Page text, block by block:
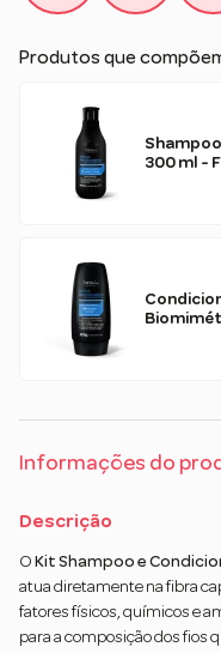
Produtos que
300 ml -
Informações do
Descrição
O Kit Shampoo e
atua diretamente na fibra
fatores físicos, químicos e
para a composição dos fios